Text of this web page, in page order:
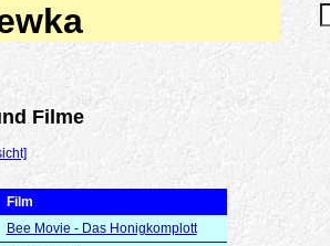
Filme
Film
Bee Movie - Das Honigkomplott